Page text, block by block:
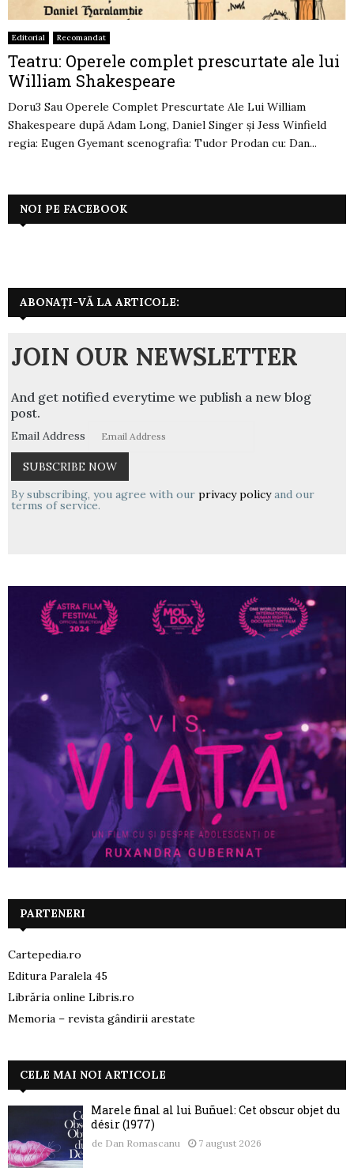
Editorial Recomandat
Teatru: Operele complet prescurtate ale lui
William Shakespeare
Doru3 Sau Operele Complet Prescurtate Ale Lui William
Shakespeare după Adam Long, Daniel Singer și Jess Winfield
regia: Eugen Gyemant scenografia: Tudor Prodan cu: Dan...
NOI PE FACEBOOK
ABONAȚI-VĂ LA ARTICOLE:
JOIN OUR NEWSLETTER
And get notified everytime we publish a new blog
post.
Email Address
By subscribing, you agree with our privacy policyand our
terms of service.
PARTENERI
Cartepedia.ro
Editura Paralela 45
Librăria online Libris.ro
Memoria – revista gândirii arestate
CELE MAI NOI ARTICOLE
Marele final al lui Buñuel: Cet obscur objet du
désir (1977)
de Dan Romascanu 7 august 2026